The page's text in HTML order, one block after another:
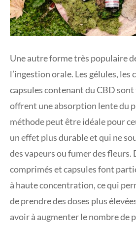
Une autre forme très populaire
l’ingestion orale. Les gélules, les
capsules contenant du CBD
offrent une absorption lente du
méthode peut être idéale pour
un effet plus durable et qui ne
des vapeurs ou fumer des fleurs.
comprimés et capsules font
à haute concentration, ce qui
de prendre des doses plus
avoir à augmenter le nombre de